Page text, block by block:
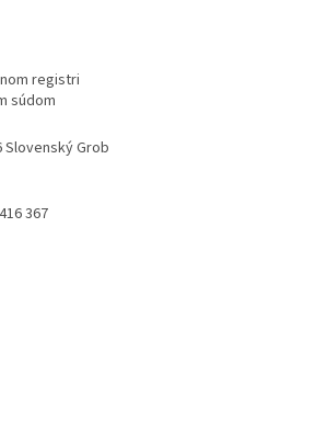
registri
súdom
Slovenský Grob
367